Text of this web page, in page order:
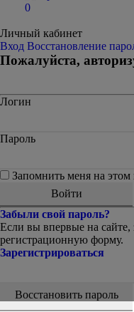
0
Личный кабинет
Вход Восстановление
Пожалуйста,
Логин
Пароль
Запомнить меня на этом
Забыли свой пароль?
Если вы впервые на сайте,
регистрационную форму.
Зарегистрироваться
Восстановить пароль